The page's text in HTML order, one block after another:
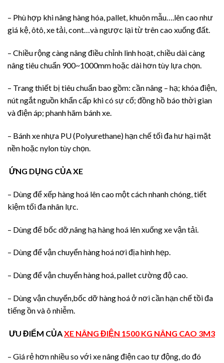
– Phù hợp khi nâng hàng hóa, pallet, khuôn mẫu….lên cao như
giá kệ, ôtô, xe tải, cont…và ngược lại từ trên cao xuống đất.
– Chiều rộng càng nâng điều chỉnh linh hoạt, chiều dài càng
nâng tiêu chuẩn 900~1000mm hoặc dài hơn tùy lựa chọn.
– Trang thiết bị tiêu chuẩn bao gồm: cần nâng – hạ; khóa điện,
nút ngắt nguồn khẩn cấp khi có sự cố; đồng hồ báo thời gian
và điện áp; phanh hãm bánh xe.
– Bánh xe nhựa PU (Polyurethane) hạn chế tối đa hư hại mặt
nền hoặc nylon tùy chọn.
ỨNG DỤNG CỦA XE
– Dùng để xếp hàng hoá lên cao một cách nhanh chóng, tiết
kiệm tối đa nhân lực.
– Dùng để bốc dỡ,nâng hạ hàng hoá lên xuống xe vận tải.
– Dùng để vận chuyển hàng hoá nơi địa hình hẹp.
– Dùng để vận chuyển hàng hoá, pallet cường độ cao.
– Dùng vận chuyển,bốc dỡ hàng hoá ở nơi cần hạn chế tồi đa
tiếng ồn và ô nhiễm.
ƯU ĐIỂM CỦAXE NÂNG ĐIỆN 1500 KG NÂNG CAO 3M3
– Giá rẻ hơn nhiều so với xe nâng điện cao tự động, do đó